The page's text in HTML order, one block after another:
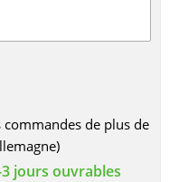
de plus de
jours ouvrables